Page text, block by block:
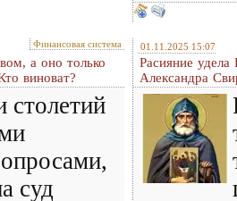
Финансовая система
а оно только
виноват?
столетий
суд
01.11.2025 15:07
Расияние
Александра